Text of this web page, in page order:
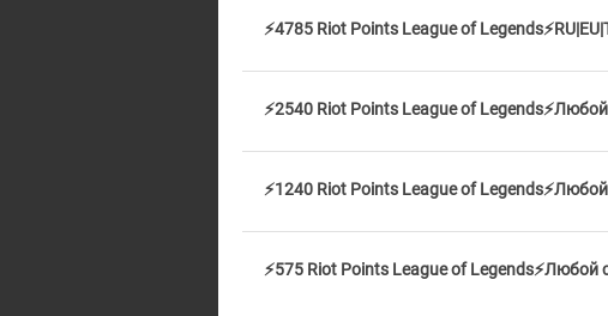
⚡4785 Riot Points League of
⚡2540 Riot Points League of
⚡1240 Riot Points League of
⚡575 Riot Points League of Legends⚡Любой